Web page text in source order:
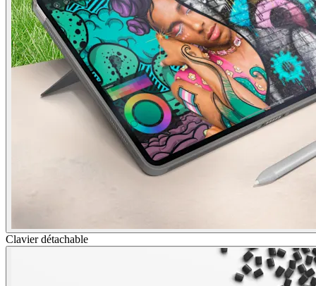
Clavier détachable